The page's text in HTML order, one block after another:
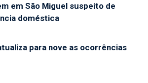
em São Miguel suspeito de
doméstica
para nove as ocorrências